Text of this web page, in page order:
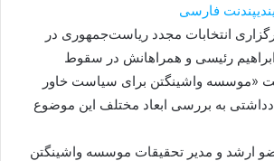
فارسی
انتخابات مجدد ریاست‌جمهوری در
رئیسی و همراهانش در سقوط
«موسسه واشینگتن برای سیاست خاور
به بررسی ابعاد مختلف این موضوع
ارشد و مدیر تحقیقات موسسه واشینگتن